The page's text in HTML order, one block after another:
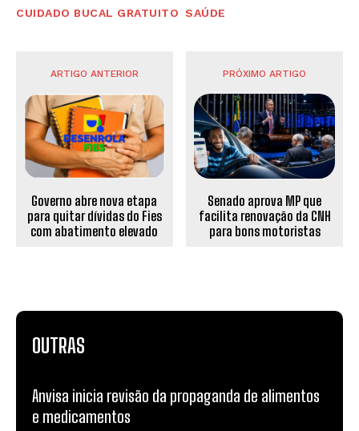
CUIDADO BUCAL GRATUITO SAÚDE
ARTIGO ANTERIOR
Governo abre nova etapa
para quitar dívidas do Fies
com abatimento elevado
PRÓXIMO ARTIGO
Senado aprova MP que
facilita renovação da CNH
para bons motoristas
OUTRAS
Anvisa inicia revisão da propaganda de alimentos
e medicamentos